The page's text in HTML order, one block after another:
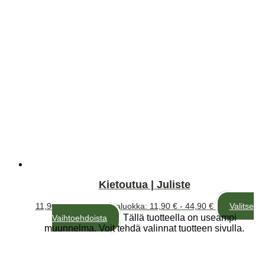
Kietoutua | Juliste
11,90€ – 44,90€Hintaluokka: 11,90 € - 44,90 €
Valitse
Vaihtoehdoista
Tällä tuotteella on useampi
muunnelma. Voit tehdä valinnat tuotteen sivulla.